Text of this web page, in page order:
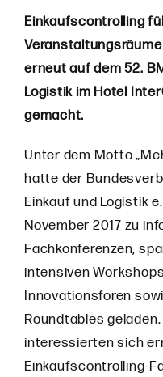
Einkaufscontrolling
erneut auf dem 52.
Logistik im Hotel
gemacht.
Unter dem Motto
hatte der
Einkauf und Logistik
November 2017 zu
Fachkonferenzen,
intensiven
Innovationsforen
Roundtables
interessierten sich
Einkaufscontrolling-